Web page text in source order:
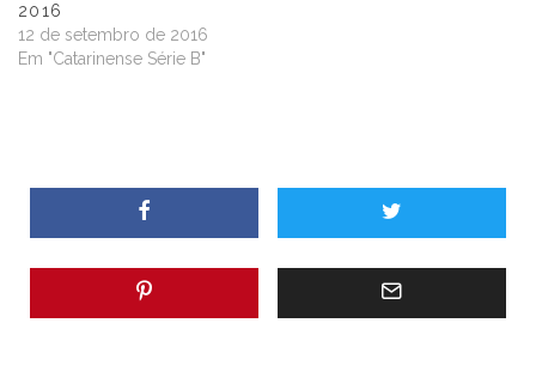
2016
12 de setembro de 2016
Em "Catarinense Série B"